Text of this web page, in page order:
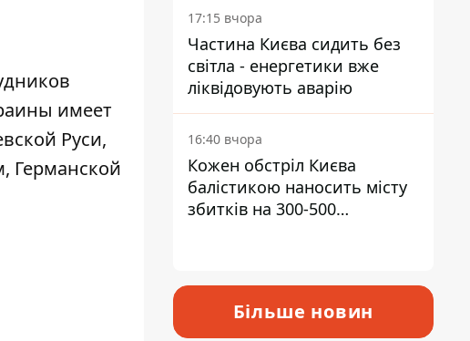
имеет
Руси,
Германской
17:15 вчора
Частина Києва сидить без
світла - енергетики вже
ліквідовують аварію
16:40 вчора
Кожен обстріл Києва
балістикою наносить місту
збитків на 300-500
Більше новин